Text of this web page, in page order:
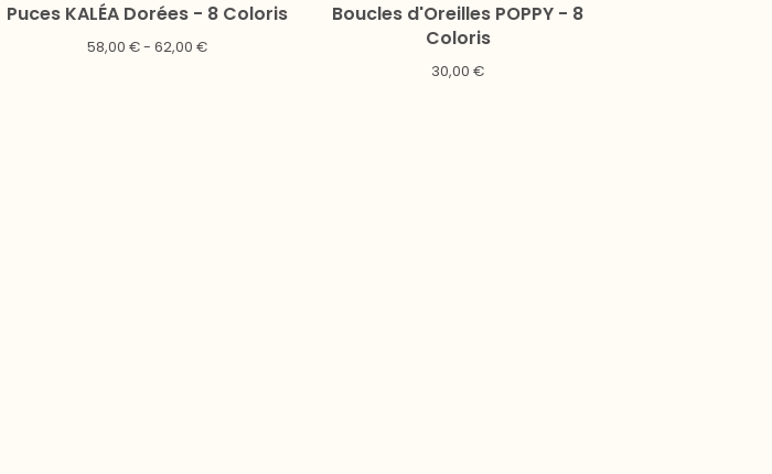
Puces KALÉA Dorées - 8 Coloris
58,00 €- 62,00 €
Boucles d'Oreilles POPPY - 8
Coloris
30,00 €